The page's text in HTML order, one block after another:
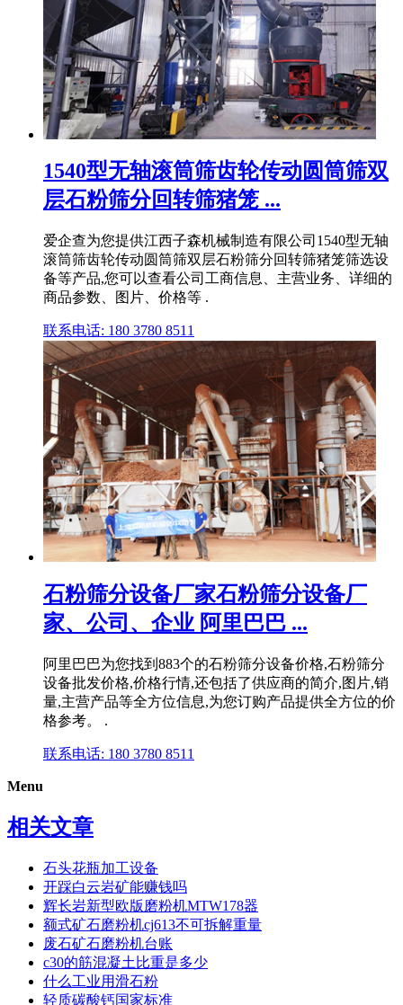
1540型无轴滚筒筛齿轮传动圆筒筛双
层石粉筛分回转筛猪笼 ...
爱企查为您提供江西子森机械制造有限公司1540型无轴
滚筒筛齿轮传动圆筒筛双层石粉筛分回转筛猪笼筛选设
备等产品,您可以查看公司工商信息、主营业务、详细的
商品参数、图片、价格等 .
联系电话: 180 3780 8511
石粉筛分设备厂家石粉筛分设备厂
家、公司、企业 阿里巴巴 ...
阿里巴巴为您找到883个的石粉筛分设备价格,石粉筛分
设备批发价格,价格行情,还包括了供应商的简介,图片,销
量,主营产品等全方位信息,为您订购产品提供全方位的价
格参考。 .
联系电话: 180 3780 8511
Menu
相关文章
石头花瓶加工设备
开踩白云岩矿能赚钱吗
辉长岩新型欧版磨粉机MTW178器
额式矿石磨粉机cj613不可拆解重量
废石矿石磨粉机台账
c30的筋混凝土比重是多少
什么工业用滑石粉
轻质碳酸钙国家标准